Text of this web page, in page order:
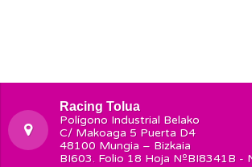
Racing Tolua
Polígono Industrial Belako
C/ Makoaga 5 Puerta D4
48100 Mungia – Bizkaia
BI603. Folio 18 Hoja NºBI8341B -